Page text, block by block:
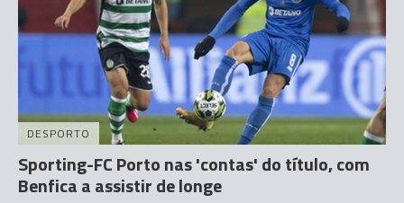
DESPORTO
Sporting-FC Porto nas 'contas' do título, com
Benfica a assistir de longe